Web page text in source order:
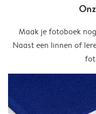
Maak je fotoboek
Naast een linnen of